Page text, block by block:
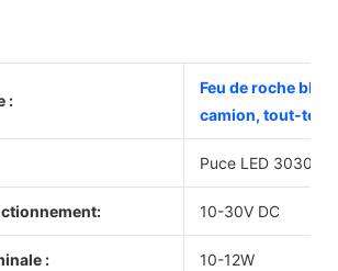
:
Feu de roche
camion, tout-
Puce LED 3030
10-30V DC
: 10-12W